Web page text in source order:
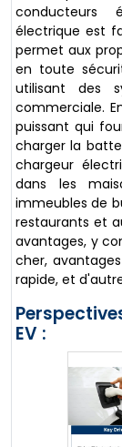
conducteurs
électrique est
permet aux
en toute
utilisant des
commerciale.
puissant qui
charger la
chargeur
dans les
immeubles de
restaurants et
avantages, y
cher,
rapide, et
EV :